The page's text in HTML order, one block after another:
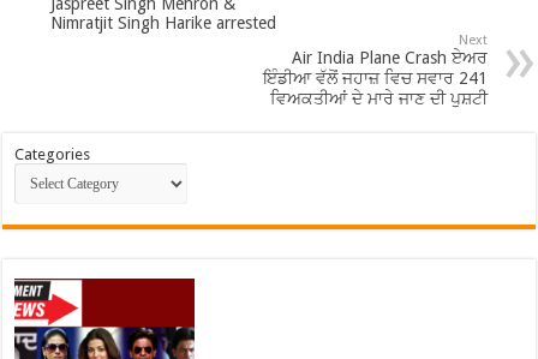
Nimratjit Singh Harike arrested
Next
Air India Plane Crash ਏਅਰ
ਇੰਡੀਆ ਵੱਲੋਂ ਜਹਾਜ਼ ਵਿਚ ਸਵਾਰ 241
ਵਿਅਕਤੀਆਂ ਦੇ ਮਾਰੇ ਜਾਣ ਦੀ ਪੁਸ਼ਟੀ
Categories